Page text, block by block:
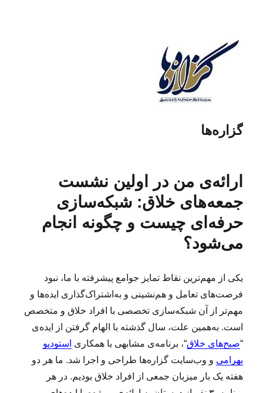
گزاره‌ها
ارائه‌ی من در اولین نشست
جمعه‌های خلاق: شبکه‌سازی
حرفه‌ای چیست و چگونه انجام
می‌شود؟
یکی از مهم‌ترین نقاط تمایز جوامع پیشرفته با ما، نبود
فرصت‌های تعامل و هم‌نشینی و به‌اشتراک‌گذاری ایده‌ها و
مهم‌تر از آن شبکه‌سازی تخصصی با افراد خلاق و متخصص
است. به‌همین علت، سال گذشته با الهام گرفتن از ایده‌ی
“صبح‌های خلاق“، برنامه‌ی مشابهی با همکاری استودیو
بهرامی و وب‌سایت گزاره‌ها طراحی و اجرا شد. ما هر دو
هفته یک بار میزبان جمعی از افراد خلاق بودیم. در هر